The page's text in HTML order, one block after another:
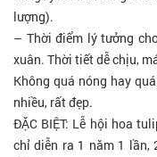
lượng).
– Thời điểm lý tưởng
xuân. Thời tiết dễ chịu,
Không quá nóng hay
nhiều, rất đẹp.
ĐẶC BIỆT: Lễ hội hoa
chỉ diễn ra 1 năm 1 lần,